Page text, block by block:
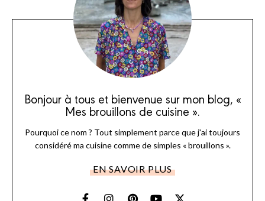
Bonjour à tous et bienvenue sur mon blog, «
Mes brouillons de cuisine ».
Pourquoi ce nom ? Tout simplement parce que j'ai toujours
considéré ma cuisine comme de simples « brouillons ».
EN SAVOIR PLUS